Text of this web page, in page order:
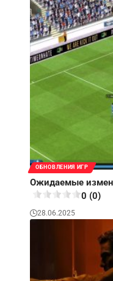
ОБНОВЛЕНИЯ ИГР
Ожидаемые
0 (0)
28.06.2025